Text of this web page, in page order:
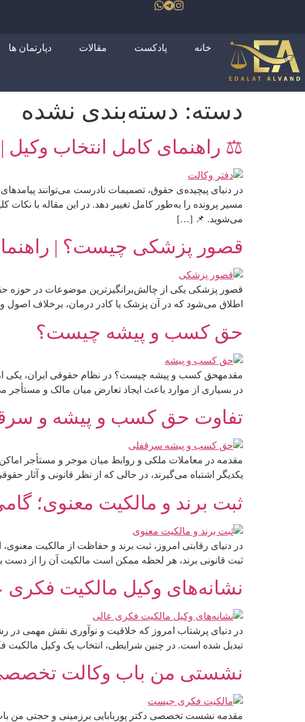
خانه پادکست مقالات دپارتمان ها
دسته: دسته‌بندی نشده
⚖️ راهنمای کامل انتخاب
در دنیای پیچیده‌ی حقوق، تصمیمات نادرست می‌توانند
مسیر پرونده را به‌طور کامل تغییر دهد. در این مقاله با
می‌شوید. 📌 […]
قصور پزشکی چیست؟ |
قصور پزشکی یکی از چالش‌برانگیزترین موضوعات در حوزه
اطلاق می‌شود که در آن پزشک یا کادر درمان، برخلاف
حق کسب و پیشه چیست؟
مقدمهحق کسب و پیشه چیست؟ در نظام حقوقی ایران، یکی
در بسیاری از موارد باعث ایجاد تعارض میان مالک و
تفاوت حق کسب و پیشه و
مقدمه در معاملات ملکی و روابط میان موجر و مستأجر
یکدیگر اشتباه می‌گیرند، در حالی که از نظر قانونی و آثار
ثبت برند و مالکیت معنوی؛
در دنیای رقابتی امروز، ثبت برند و حفاظت از مالکیت
ثبت قانونی برند، هر لحظه ممکن است مالکیت آن را از دست
نشانه‌های وکیل مالکیت فکری
در دنیای پرشتاب امروز که خلاقیت و نوآوری نقش مهمی در
تبدیل شده است. در چنین شرایطی، انتخاب یک وکیل مالکیت
نشستی من باب وکالت
مقدمه نشست تخصصی دکتر پوربابایی برزمینی و حجتی من